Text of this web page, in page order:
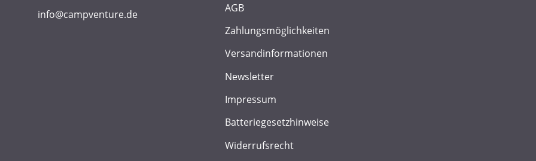
info@campventure.de
AGB
Zahlungsmöglichkeiten
Versandinformationen
Newsletter
Impressum
Batteriegesetzhinweise
Widerrufsrecht